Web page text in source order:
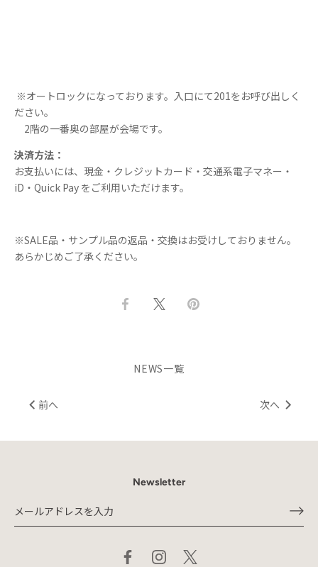
※オートロックになっております。入口にて201をお呼び出しく
ださい。
2階の一番奥の部屋が会場です。
決済方法：
お支払いには、現金・クレジットカード・交通系電子マネー・
iD・Quick Pay をご利用いただけます。
※SALE品・サンプル品の返品・交換はお受けしておりません。
あらかじめご了承ください。
FacebookTwitterPin
NEWS一覧
前へ 次へ
Newsletter